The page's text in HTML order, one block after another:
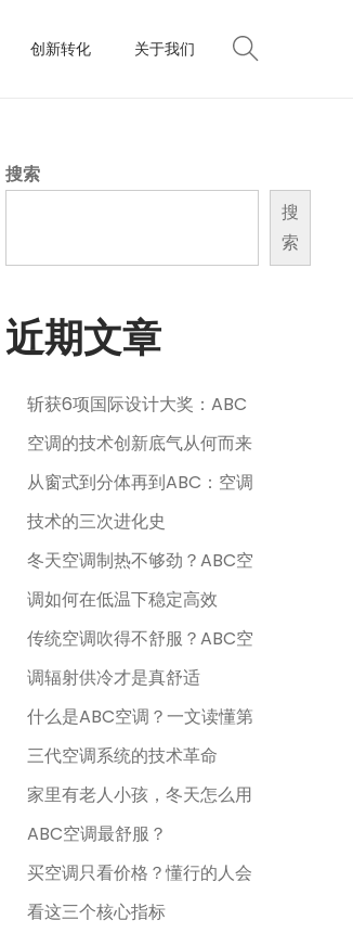
创新转化 关于我们
搜索
搜
索
近期文章
斩获6项国际设计大奖：ABC
空调的技术创新底气从何而来
从窗式到分体再到ABC：空调
技术的三次进化史
冬天空调制热不够劲？ABC空
调如何在低温下稳定高效
传统空调吹得不舒服？ABC空
调辐射供冷才是真舒适
什么是ABC空调？一文读懂第
三代空调系统的技术革命
家里有老人小孩，冬天怎么用
ABC空调最舒服？
买空调只看价格？懂行的人会
看这三个核心指标